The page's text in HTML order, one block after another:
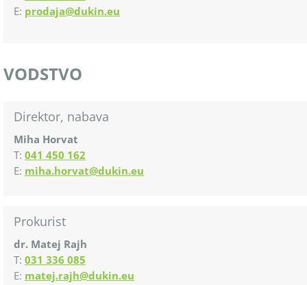
E: prodaja@dukin.eu
VODSTVO
Direktor, nabava
Miha Horvat
T: 041 450 162
E: miha.horvat@dukin.eu
Prokurist
dr. Matej Rajh
T: 031 336 085
E: matej.rajh@dukin.eu